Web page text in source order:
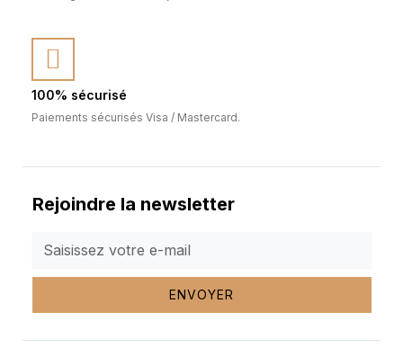
100% sécurisé
Paiements sécurisés Visa / Mastercard.
Rejoindre la newsletter
ENVOYER